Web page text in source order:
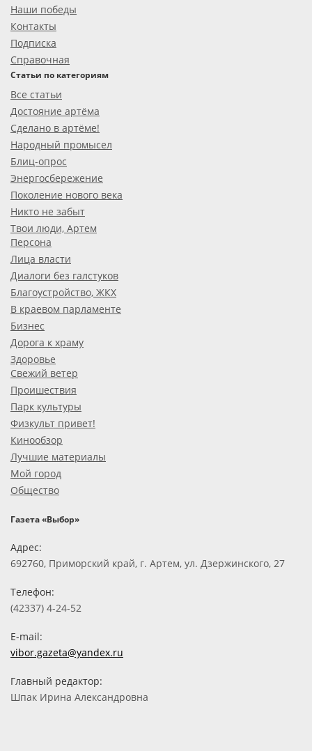
Наши победы
Контакты
Подписка
Справочная
Статьи по категориям
Все статьи
Достояние артёма
Сделано в артёме!
Народный промысел
Блиц-опрос
Энергосбережение
Поколение нового века
Никто не забыт
Твои люди, Артем
Персона
Лица власти
Диалоги без галстуков
Благоустройство, ЖКХ
В краевом парламенте
Бизнес
Дорога к храму
Здоровье
Свежий ветер
Проишествия
Парк культуры
Физкульт привет!
Кинообзор
Лучшие материалы
Мой город
Общество
Газета «Выбор»
Адрес:
692760, Приморский край, г. Артем, ул. Дзержинского, 27
Телефон:
(42337) 4-24-52
E-mail:
vibor.gazeta@yandex.ru
Главный редактор:
Шпак Ирина Александровна